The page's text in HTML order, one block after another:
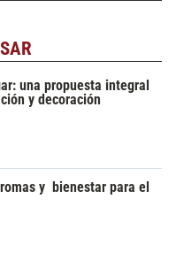
una propuesta integral
y decoración
y bienestar para el